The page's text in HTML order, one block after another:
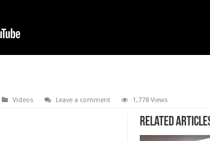
Videos Leave a comment 1,778 Views
Related